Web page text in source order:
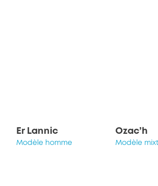
Er Lannic
Modèle homme
Ozac’h
Modèle